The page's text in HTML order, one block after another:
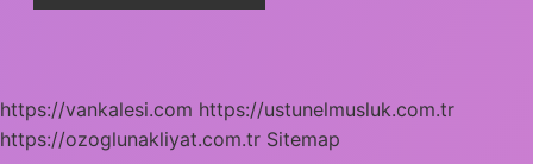
https://vankalesi.com https://ustunelmusluk.com.tr
https://ozoglunakliyat.com.tr Sitemap